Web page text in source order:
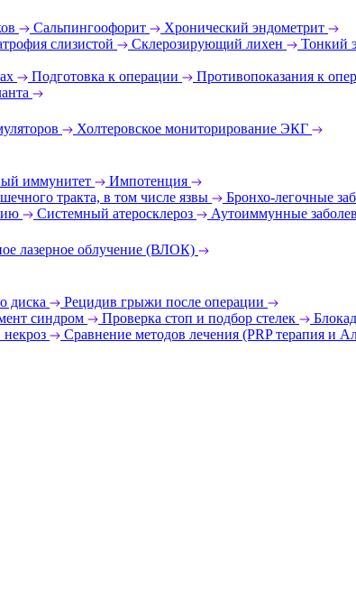
Сальпингоофорит
Хронический эндометрит
слизистой Склерозирующий лихен Тонкий
Подготовка к операции Противопоказания к
Холтеровское мониторирование ЭКГ
иммунитет
Импотенция
тракта, в том числе язвы
Бронхо-легочные
Системный атеросклероз
Аутоиммунные
лазерное облучение (ВЛОК)
диска
Рецидив грыжи после операции
синдром Проверка стоп и подбор стелек
Сравнение методов лечения (PRP терапия и